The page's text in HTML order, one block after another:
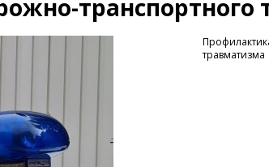
транспортного
травматизма